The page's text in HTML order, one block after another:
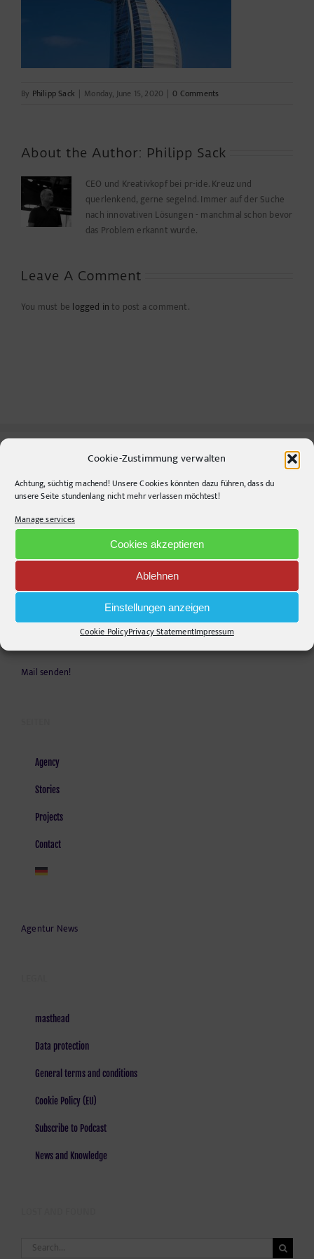
Cookie-Zustimmung verwalten
Achtung, süchtig machend! Unsere Cookies könnten dazu führen, dass du
unsere Seite stundenlang nicht mehr verlassen möchtest!
Manage services
Cookies akzeptieren
Ablehnen
Einstellungen anzeigen
Cookie PolicyPrivacy StatementImpressum
By Philipp Sack | Monday, June 15, 2020 | 0 Comments
About the Author: Philipp Sack
CEO und Kreativkopf bei pr-ide. Kreuz und
querlenkend, gerne segelnd. Immer auf der Suche
nach innovativen Lösungen - manchmal schon bevor
das Problem erkannt wurde.
Leave A Comment
You must be logged into post a comment.
pr-ide
Krefelder Straße 11A
Monday - Friday, 9am - 6pm
Kontakt und Anfahrt
Mail senden!
Agency
Stories
Projects
Contact
Agentur News
masthead
Data protection
General terms and conditions
Cookie Policy (EU)
Subscribe to Podcast
News and Knowledge
Search